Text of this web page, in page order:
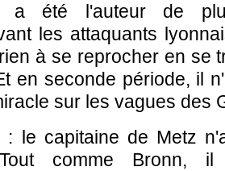
été l'auteur de
les attaquants
à se reprocher en se
en seconde période, il
sur les vagues des
: le capitaine de Metz
comme Bronn, il